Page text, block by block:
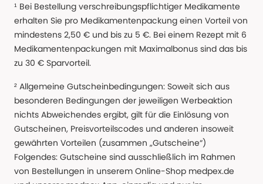
¹ Bei Bestellung verschreibungspflichtiger Medikamente
erhalten Sie pro Medikamentenpackung einen Vorteil von
mindestens 2,50 € und bis zu 5 €. Bei einem Rezept mit 6
Medikamentenpackungen mit Maximalbonus sind das bis
zu 30 € Sparvorteil.
² Allgemeine Gutscheinbedingungen: Soweit sich aus
besonderen Bedingungen der jeweiligen Werbeaktion
nichts Abweichendes ergibt, gilt für die Einlösung von
Gutscheinen, Preisvorteilscodes und anderen insoweit
gewährten Vorteilen (zusammen „Gutscheine“)
Folgendes: Gutscheine sind ausschließlich im Rahmen
von Bestellungen in unserem Online-Shop medpex.de